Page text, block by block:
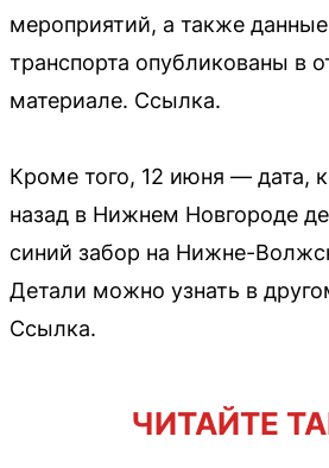
мероприятий, а также
транспорта опубликованы в
материале. Ссылка.
Кроме того, 12 июня — дата,
назад в Нижнем Новгороде
синий забор на Нижне-
Детали можно узнать в
Ссылка.
ЧИТАЙТЕ